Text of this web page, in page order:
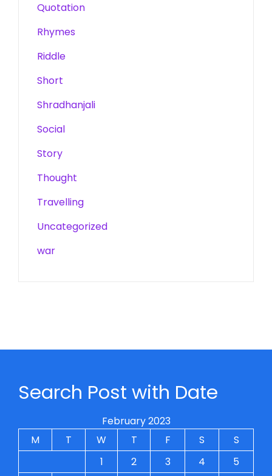
Quotation
Rhymes
Riddle
Short
Shradhanjali
Social
Story
Thought
Travelling
Uncategorized
war
Search Post with Date
February 2023
M
T W T F S
S
1
2 3 4
5